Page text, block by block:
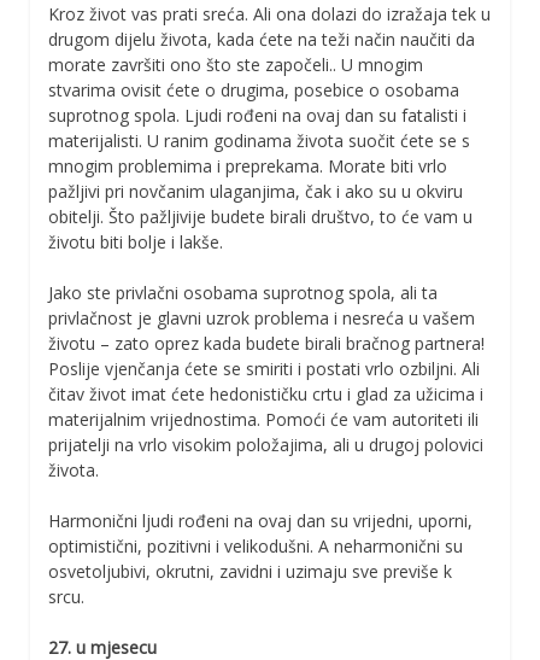
Kroz život vas prati sreća. Ali ona dolazi do izražaja tek u
drugom dijelu života, kada ćete na teži način naučiti da
morate završiti ono što ste započeli.. U mnogim
stvarima ovisit ćete o drugima, posebice o osobama
suprotnog spola. Ljudi rođeni na ovaj dan su fatalisti i
materijalisti. U ranim godinama života suočit ćete se s
mnogim problemima i preprekama. Morate biti vrlo
pažljivi pri novčanim ulaganjima, čak i ako su u okviru
obitelji. Što pažljivije budete birali društvo, to će vam u
životu biti bolje i lakše.
Jako ste privlačni osobama suprotnog spola, ali ta
privlačnost je glavni uzrok problema i nesreća u vašem
životu – zato oprez kada budete birali bračnog partnera!
Poslije vjenčanja ćete se smiriti i postati vrlo ozbiljni. Ali
čitav život imat ćete hedonističku crtu i glad za užicima i
materijalnim vrijednostima. Pomoći će vam autoriteti ili
prijatelji na vrlo visokim položajima, ali u drugoj polovici
života.
Harmonični ljudi rođeni na ovaj dan su vrijedni, uporni,
optimistični, pozitivni i velikodušni. A neharmonični su
osvetoljubivi, okrutni, zavidni i uzimaju sve previše k
srcu.
27. u mjesecu